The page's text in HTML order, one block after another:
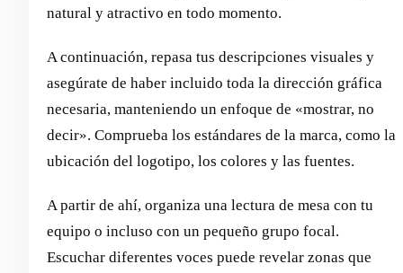
natural y atractivo en todo momento.
A continuación, repasa tus descripciones visuales y
asegúrate de haber incluido toda la dirección gráfica
necesaria, manteniendo un enfoque de «mostrar, no
decir». Comprueba los estándares de la marca, como la
ubicación del logotipo, los colores y las fuentes.
A partir de ahí, organiza una lectura de mesa con tu
equipo o incluso con un pequeño grupo focal.
Escuchar diferentes voces puede revelar zonas que